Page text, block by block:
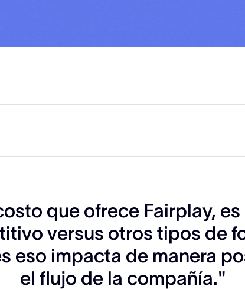
que ofrece Fairplay, es
versus otros tipos de
eso impacta de manera
el flujo de la compañía."